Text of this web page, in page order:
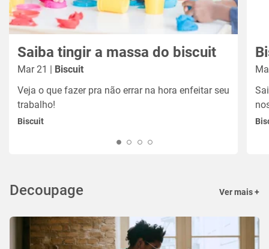
Saiba tingir a massa do biscuit
Mar 21 | Biscuit
Veja o que fazer pra não errar na hora enfeitar seu
trabalho!
Biscuit
Decoupage Ver mais +